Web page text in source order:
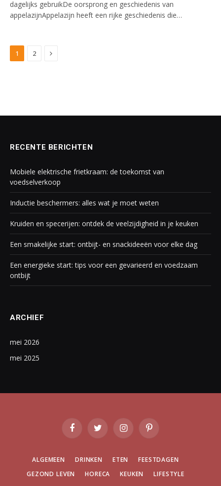
dagelijks gebruikDe oorsprong en geschiedenis van
appelazijnAppelazijn heeft een rijke geschiedenis die…
1 2 Next
RECENTE BERICHTEN
Mobiele elektrische frietkraam: de toekomst van
voedselverkoop
Inductie beschermers: alles wat je moet weten
Kruiden en specerijen: ontdek de veelzijdigheid in je keuken
Een smakelijke start: ontbijt- en snackideeën voor elke dag
Een energieke start: tips voor een gevarieerd en voedzaam
ontbijt
ARCHIEF
mei 2026
mei 2025
FacebookTwitter InstagramPinterest
ALGEMEEN DRINKEN ETEN
FEESTDAGEN
GEZOND LEVEN
HORECA KEUKEN
LIFESTYLE